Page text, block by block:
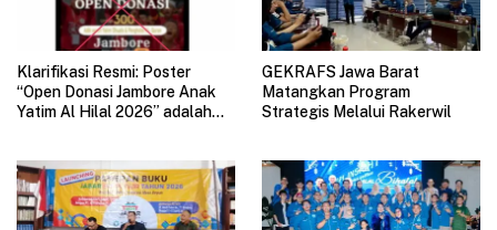
Klarifikasi Resmi: Poster
“Open Donasi Jambore Anak
Yatim Al Hilal 2026” adalah
GEKRAFS Jawa Barat
Matangkan Program
Strategis Melalui Rakerwil